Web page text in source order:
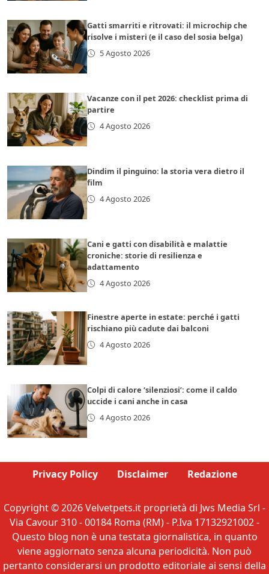
Gatti smarriti e ritrovati: il microchip che
risolve i misteri (e il caso del sosia belga)
5 Agosto 2026
Vacanze con il pet 2026: checklist prima di
partire
4 Agosto 2026
Dindim il pinguino: la storia vera dietro il
film
4 Agosto 2026
Cani e gatti con disabilità e malattie
croniche: storie di resilienza e
adattamento
4 Agosto 2026
Finestre aperte in estate: perché i gatti
rischiano più cadute dai balconi
4 Agosto 2026
Colpi di calore ‘silenziosi’: come il caldo
uccide i cani anche in casa
4 Agosto 2026
Privacy Policy Disclaimer Redazione
Copyright © 2026 Velvetpets.it proprietà di Jws Media Srl -
Via Cavour 310 - 00184 Roma (RM) - P.Iva 17132921002 -
Questo blog non è una testata giornalistica, in quanto
viene aggiornato senza alcuna periodicità. Non può
pertanto considerarsi un prodotto editoriale ai sensi della